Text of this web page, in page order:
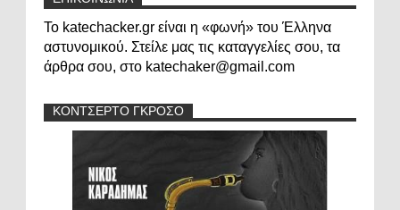
Το katechacker.gr είναι η «φωνή» του Έλληνα
αστυνομικού. Στείλε μας τις καταγγελίες σου, τα
άρθρα σου, στο katechaker@gmail.com
ΚΟΝΤΣΕΡΤΟ ΓΚΡΟΣΟ